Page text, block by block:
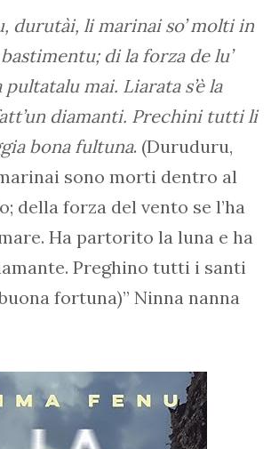
durutài, li marinai so’ molti in
di la forza de lu’
pultatalu mai. Liarata s’è la
diamanti. Prechini tutti li
bona fultuna. (Duruduru,
sono morti dentro al
della forza del vento se l’ha
Ha partorito la luna e ha
Preghino tutti i santi
fortuna)” Ninna nanna